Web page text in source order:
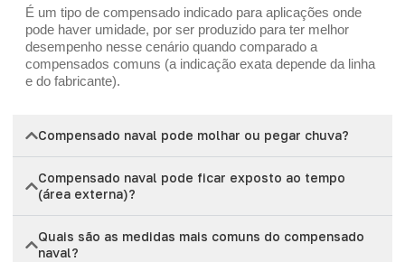
É um tipo de compensado indicado para aplicações onde
pode haver umidade, por ser produzido para ter melhor
desempenho nesse cenário quando comparado a
compensados comuns (a indicação exata depende da linha
e do fabricante).
Compensado naval pode molhar ou pegar chuva?
Compensado naval pode ficar exposto ao tempo
(área externa)?
Quais são as medidas mais comuns do compensado
naval?